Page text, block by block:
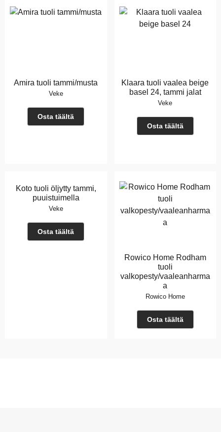
Amira tuoli tammi/musta
Veke
Osta täältä
Klaara tuoli vaalea beige
basel 24, tammi jalat
Veke
Osta täältä
Koto tuoli öljytty tammi,
puuistuimella
Veke
Osta täältä
Rowico Home Rodham
tuoli
valkopesty/vaaleanharma
a
Rowico Home
Osta täältä